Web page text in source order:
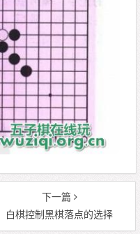
下一篇
白棋控制黑棋落点的选择